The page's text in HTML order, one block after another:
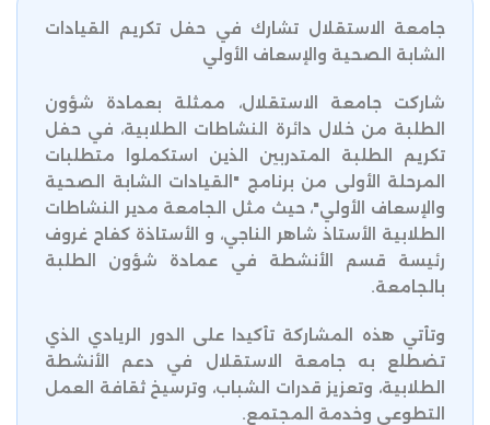
جامعة الاستقلال تشارك في حفل تكريم القيادات
الشابة الصحية والإسعاف الأولي
شاركت جامعة الاستقلال، ممثلة بعمادة شؤون
الطلبة من خلال دائرة النشاطات الطلابية، في حفل
تكريم الطلبة المتدربين الذين استكملوا متطلبات
المرحلة الأولى من برنامج "القيادات الشابة الصحية
والإسعاف الأولي"، حيث مثل الجامعة مدير النشاطات
الطلابية الأستاذ شاهر الناجي، و الأستاذة كفاح غروف
رئيسة قسم الأنشطة في عمادة شؤون الطلبة
بالجامعة.
وتأتي هذه المشاركة تأكيدا على الدور الريادي الذي
تضطلع به جامعة الاستقلال في دعم الأنشطة
الطلابية، وتعزيز قدرات الشباب، وترسيخ ثقافة العمل
التطوعي وخدمة المجتمع.